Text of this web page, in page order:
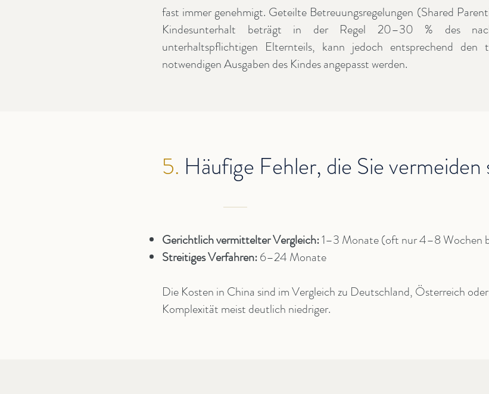
fast immer genehmigt. Geteilte Betreuungsregelungen (Shared
Kindesunterhalt beträgt in der Regel 20–30 % des
unterhaltspflichtigen Elternteils, kann jedoch entsprechend den
notwendigen Ausgaben des Kindes angepasst werden.
5. Häufige Fehler, die Sie vermeiden
Gerichtlich vermittelter Vergleich:1–3 Monate(oft nur 4–8 Wochen
Streitiges Verfahren:6–24 Monate
Die Kosten in China sind im Vergleich zu Deutschland, Österreich
Komplexität meist deutlich niedriger.